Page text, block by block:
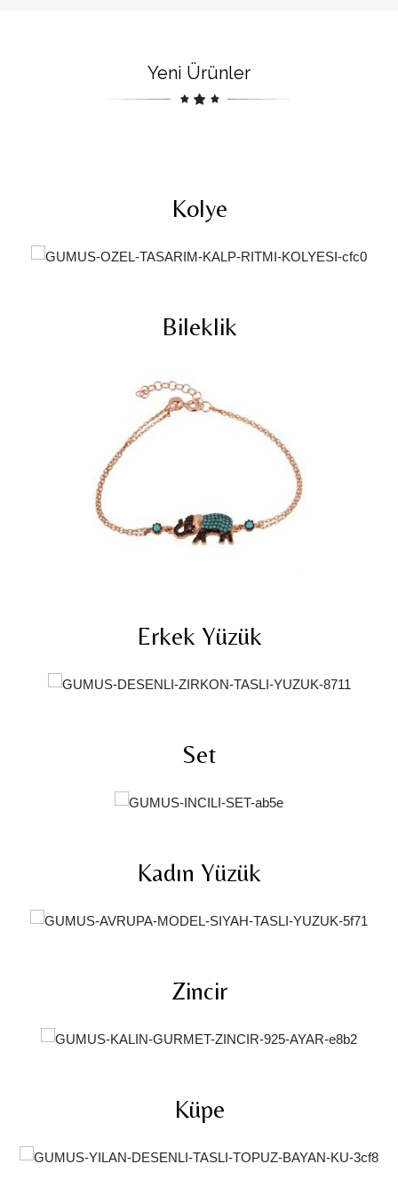
Yeni Ürünler
Kolye
Bileklik
Erkek Yüzük
Set
Kadın Yüzük
Zincir
Küpe